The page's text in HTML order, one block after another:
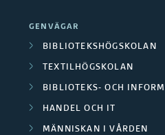
GENVÄGAR
BIBLIOTEKSHÖGSKOLAN
TEXTILHÖGSKOLAN
BIBLIOTEKS- OCH
HANDEL OCH IT
MÄNNISKAN I VÅRDEN